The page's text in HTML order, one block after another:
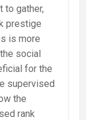
to gather,
prestige
is more
social
for the
supervised
the
rank